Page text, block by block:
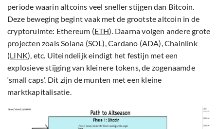
periode waarin altcoins veel sneller stijgen dan Bitcoin.
Deze beweging begint vaak met de grootste altcoin in de
cryptoruimte: Ethereum (ETH). Daarna volgen andere grote
projecten zoals Solana (SOL), Cardano (ADA), Chainlink
(LINK), etc. Uiteindelijk eindigt het festijn met een
explosieve stijging van kleinere tokens, de zogenaamde
‘small caps’. Dit zijn de munten met een kleine
marktkapitalisatie.